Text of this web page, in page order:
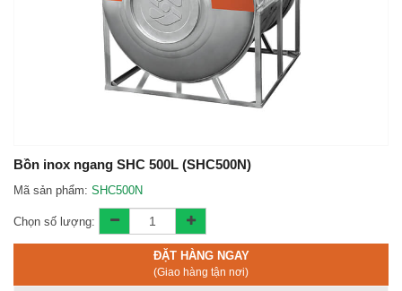
Kinh nghiệm hay
Tin công ty & sự kiện
Liên hệ bảo hành:0912 473 322
Chi nhánh địa điểm phân phối
Bồn inox ngang SHC 500L (SHC500N)
Mã sản phẩm: SHC500N
Chọn số lượng:
ĐẶT HÀNG NGAY
(Giao hàng tận nơi)